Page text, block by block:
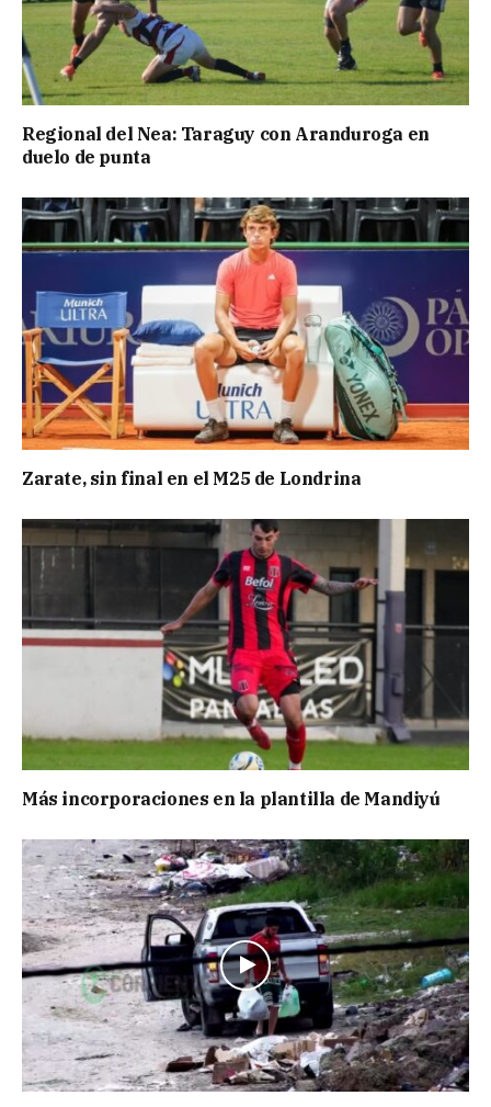
Regional del Nea: Taraguy con Aranduroga en
duelo de punta
Zarate, sin final en el M25 de Londrina
Más incorporaciones en la plantilla de Mandiyú